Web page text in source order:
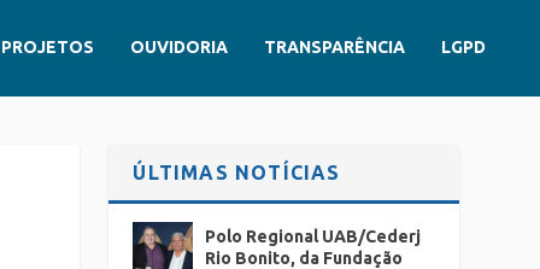
PROJETOS OUVIDORIA TRANSPARÊNCIA LGPD
ÚLTIMAS NOTÍCIAS
Polo Regional UAB/Cederj
Rio Bonito, da Fundação